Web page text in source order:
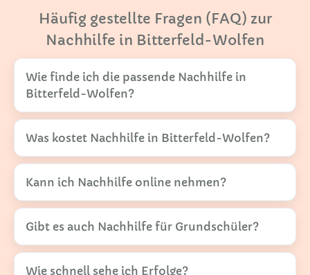
Häufig gestellte Fragen (FAQ) zur
Nachhilfe in Bitterfeld-Wolfen
Wie finde ich die passende Nachhilfe in
Bitterfeld-Wolfen?
Was kostet Nachhilfe in Bitterfeld-Wolfen?
Kann ich Nachhilfe online nehmen?
Gibt es auch Nachhilfe für Grundschüler?
Wie schnell sehe ich Erfolge?